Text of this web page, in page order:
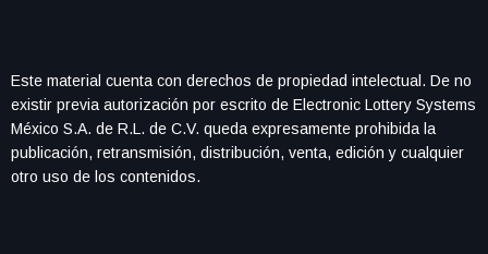
Este material cuenta con derechos de propiedad intelectual. De no
existir previa autorización por escrito de Electronic Lottery Systems
México S.A. de R.L. de C.V. queda expresamente prohibida la
publicación, retransmisión, distribución, venta, edición y cualquier
otro uso de los contenidos.